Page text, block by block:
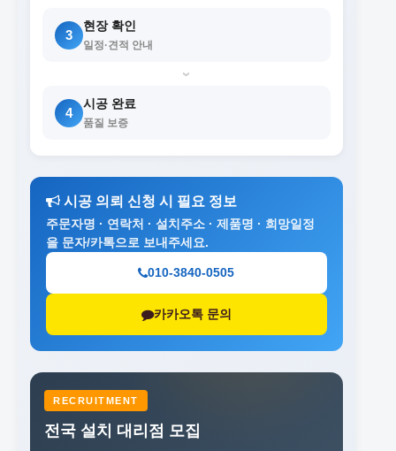
3
현장 확인
일정·견적 안내
›
4
시공 완료
품질 보증
시공 의뢰 신청 시 필요 정보
주문자명 · 연락처 · 설치주소 · 제품명 · 희망일정
을 문자/카톡으로 보내주세요.
010-3840-0505
카카오톡 문의
RECRUITMENT
전국 설치 대리점 모집